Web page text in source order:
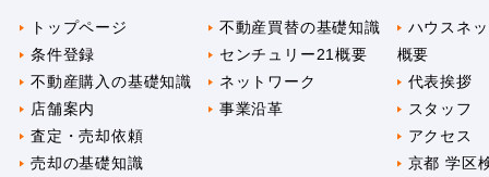
トップページ
条件登録
不動産購入の基礎知識
店舗案内
査定・売却依頼
売却の基礎知識
不動産買替の基礎知識
センチュリー21概要
ネットワーク
事業沿革
ハウスネ
概要
代表挨拶
スタッフ
アクセス
京都 学区